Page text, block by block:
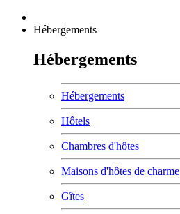
Hébergements
Hébergements
Hébergements
Hôtels
Chambres d'hôtes
Maisons d'hôtes de charme
Gîtes